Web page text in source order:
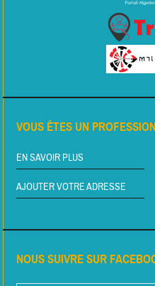
VOUS ÊTES UN
EN SAVOIR PLUS
AJOUTER VOTRE ADRESSE
NOUS SUIVRE SUR